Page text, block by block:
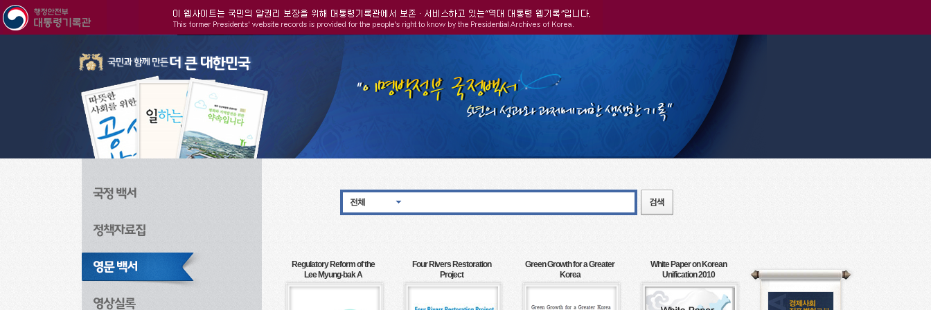
전체
Regulatory Reform of the
Lee Myung-bak A
Four Rivers Restoration
Project
Green Growth for a Greater
Korea
White Paper on Korean
Unification 2010